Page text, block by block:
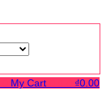
My Cart ₫0.00